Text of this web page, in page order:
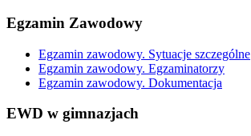
Egzamin Zawodowy
Egzamin zawodowy. Sytuacje szczególne
Egzamin zawodowy. Egzaminatorzy
Egzamin zawodowy. Dokumentacja
EWD w gimnazjach